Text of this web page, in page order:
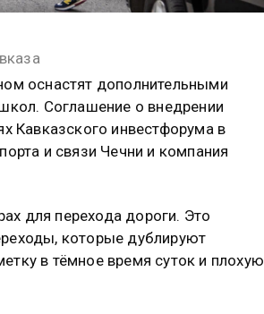
оснастят дополнительными
Соглашение о внедрении
Кавказского инвестфорума в
и связи Чечни и компания
для перехода дороги. Это
которые дублируют
в тёмное время суток и плохую